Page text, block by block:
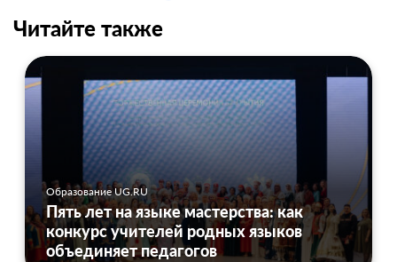
Читайте также
Образование UG.RU
Пять лет на языке мастерства: как
конкурс учителей родных языков
объединяет педагогов